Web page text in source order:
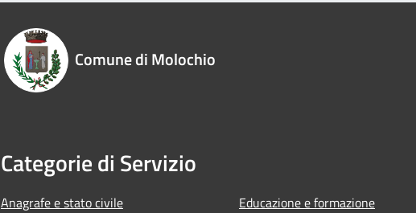
Comune di Molochio
Categorie di Servizio
Anagrafe e stato civile
Educazione e formazione